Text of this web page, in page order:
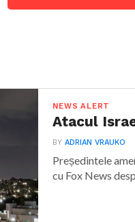
NEWS ALERT
Atacul
BYADRIAN VRAUKO
Președintele
cu Fox News